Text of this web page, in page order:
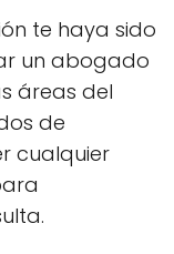
te haya sido
un abogado
áreas del
de
cualquier